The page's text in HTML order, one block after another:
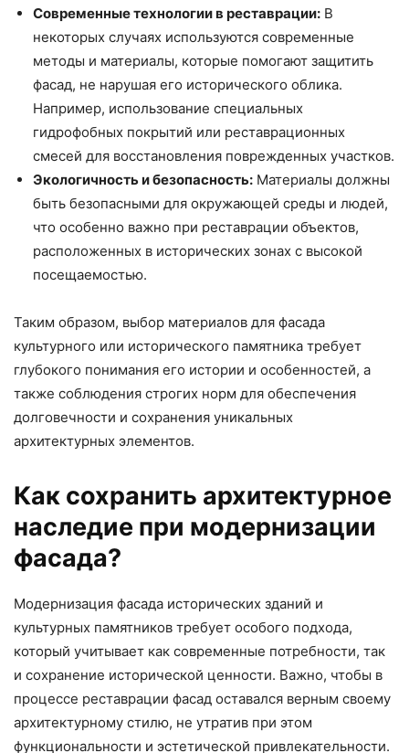
Современные технологии в реставрации: В
некоторых случаях используются современные
методы и материалы, которые помогают защитить
фасад, не нарушая его исторического облика.
Например, использование специальных
гидрофобных покрытий или реставрационных
смесей для восстановления поврежденных участков.
Экологичность и безопасность: Материалы должны
быть безопасными для окружающей среды и людей,
что особенно важно при реставрации объектов,
расположенных в исторических зонах с высокой
посещаемостью.
Таким образом, выбор материалов для фасада
культурного или исторического памятника требует
глубокого понимания его истории и особенностей, а
также соблюдения строгих норм для обеспечения
долговечности и сохранения уникальных
архитектурных элементов.
Как сохранить архитектурное
наследие при модернизации
фасада?
Модернизация фасада исторических зданий и
культурных памятников требует особого подхода,
который учитывает как современные потребности, так
и сохранение исторической ценности. Важно, чтобы в
процессе реставрации фасад оставался верным своему
архитектурному стилю, не утратив при этом
функциональности и эстетической привлекательности.